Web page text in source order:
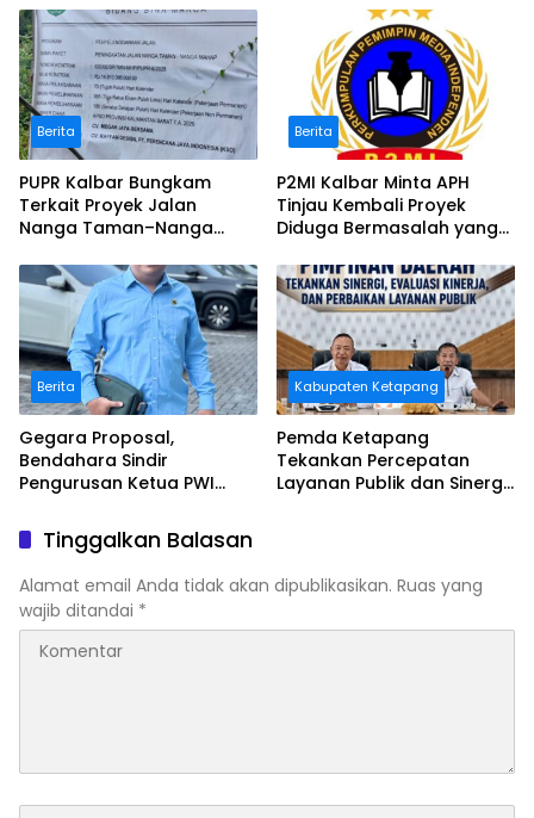
Berita
PUPR Kalbar Bungkam
Terkait Proyek Jalan
Nanga Taman–Nanga
Bermasalah
Berita
P2MI Kalbar Minta APH
Tinjau Kembali Proyek
Diduga Bermasalah yang
Berita
Gegara Proposal,
Bendahara Sindir
Pengurusan Ketua PWI
Kabupaten Ketapang
Pemda Ketapang
Tekankan Percepatan
Layanan Publik dan Sinergi
Tinggalkan Balasan
Alamat email Anda tidak akan dipublikasikan. Ruas yang
wajib ditandai *